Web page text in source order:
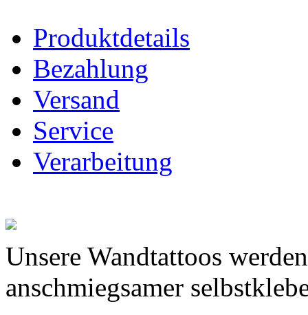
Produktdetails
Bezahlung
Versand
Service
Verarbeitung
Unsere Wandtattoos
anschmiegsamer